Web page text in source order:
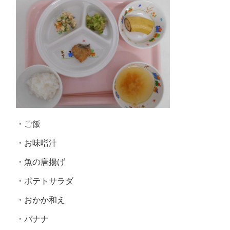
・ご飯
・お味噌汁
・魚の唐揚げ
・ポテトサラダ
・おかか和え
・バナナ